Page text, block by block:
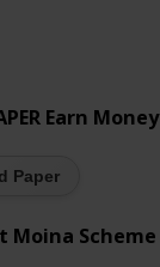
Earn Money
Paper
Scheme